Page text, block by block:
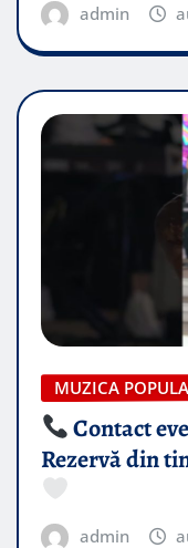
admin
MUZICA
Contact
Rezervă din
admin